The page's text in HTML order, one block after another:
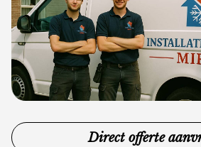
Direct offerte